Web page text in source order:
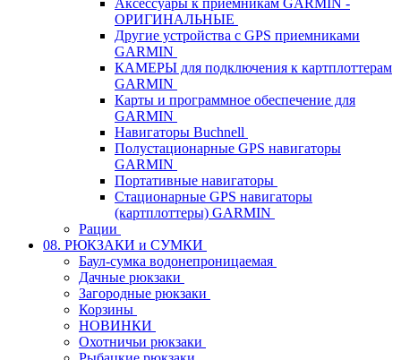
Аксессуары к приемникам GARMIN -
ОРИГИНАЛЬНЫЕ
Другие устройства с GPS приемниками
GARMIN
КАМЕРЫ для подключения к картплоттерам
GARMIN
Карты и программное обеспечение для
GARMIN
Навигаторы Buchnell
Полустационарные GPS навигаторы
GARMIN
Портативные навигаторы
Стационарные GPS навигаторы
(картплоттеры) GARMIN
Рации
08. РЮКЗАКИ и СУМКИ
Баул-сумка водонепроницаемая
Дачные рюкзаки
Загородные рюкзаки
Корзины
НОВИНКИ
Охотничьи рюкзаки